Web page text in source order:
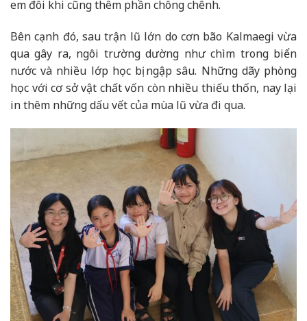
em đôi khi cũng thêm phần chông chênh.
Bên cạnh đó, sau trận lũ lớn do cơn bão Kalmaegi vừa
qua gây ra, ngôi trường dường như chìm trong biển
nước và nhiều lớp học bị ngập sâu. Những dãy phòng
học với cơ sở vật chất vốn còn nhiều thiếu thốn, nay lại
in thêm những dấu vết của mùa lũ vừa đi qua.